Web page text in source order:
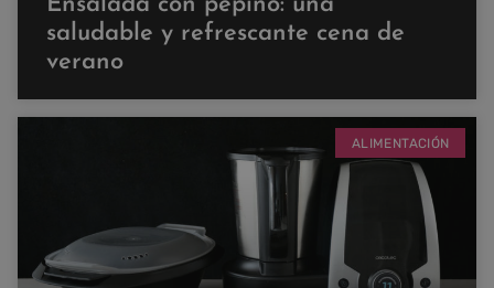
Ensalada con pepino: una
saludable y refrescante cena de
verano
ALIMENTACIÓN